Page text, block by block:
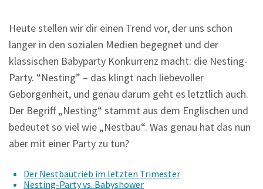
Heute stellen wir dir einen Trend vor, der uns schon
länger in den sozialen Medien begegnet und der
klassischen Babyparty Konkurrenz macht: die Nesting-
Party. “Nesting” – das klingt nach liebevoller
Geborgenheit, und genau darum geht es letztlich auch.
Der Begriff „Nesting“ stammt aus dem Englischen und
bedeutet so viel wie „Nestbau“. Was genau hat das nun
aber mit einer Party zu tun?
Der Nestbautrieb im letzten Trimester
Nesting-Party vs. Babyshower